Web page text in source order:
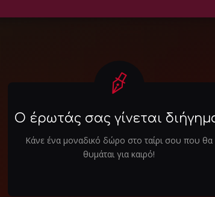
Ο έρωτάς σας γίνεται
Κάνε ένα μοναδικό δώρο στο ταίρι σου που θα
θυμάται για καιρό!